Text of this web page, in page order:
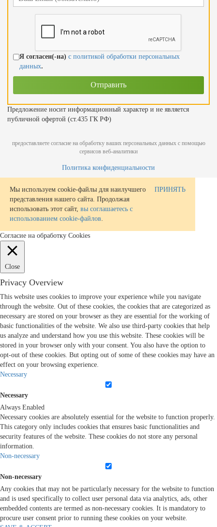
Я согласен(-на) с политикой обработки персональных
данных.
Предложение носит информационный характер и не является
публичной офертой (ст.435 ГК РФ)
предоставляете согласие на обработку ваших персональных данных с помощью
сервисов веб-аналитики
Политика конфиденциальности
Мы используем cookie-файлы для наилучшего
представления нашего сайта. Продолжая
использовать этот сайт, вы соглашаетесь с
использованием cookie-файлов
ПРИНЯТЬ
Согласие на обработку Cookies
Close
Privacy Overview
This website uses cookies to improve your experience while you navigate
through the website. Out of these cookies, the cookies that are categorized as
necessary are stored on your browser as they are essential for the working of
basic functionalities of the website. We also use third-party cookies that help
us analyze and understand how you use this website. These cookies will be
stored in your browser only with your consent. You also have the option to
opt-out of these cookies. But opting out of some of these cookies may have an
effect on your browsing experience.
Necessary
Necessary
Always Enabled
Necessary cookies are absolutely essential for the website to function properly.
This category only includes cookies that ensures basic functionalities and
security features of the website. These cookies do not store any personal
information.
Non-necessary
Non-necessary
Any cookies that may not be particularly necessary for the website to function
and is used specifically to collect user personal data via analytics, ads, other
embedded contents are termed as non-necessary cookies. It is mandatory to
procure user consent prior to running these cookies on your website.